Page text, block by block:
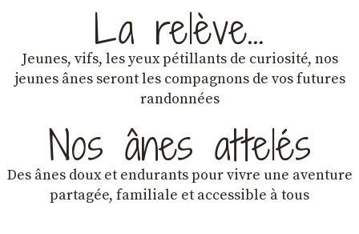
La relève…
Jeunes, vifs, les yeux pétillants de curiosité, nos
jeunes ânes seront les compagnons de vos futures
randonnées
Nos ânes attelés
Des ânes doux et endurantspour vivre une aventure
partagée, familiale et accessible à tous